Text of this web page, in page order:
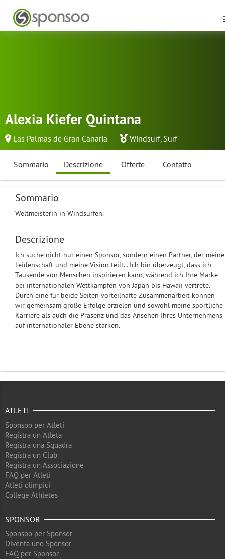
Alexia Kiefer Quintana
Las Palmas de Gran Canaria Windsurf, Surf
Sommario Descrizione Offerte Contatto
Sommario
Weltmeisterin in Windsurfen.
Descrizione
Ich suche nicht nur einen Sponsor, sondern einen Partner, der meine
Leidenschaft und meine Vision teilt. . Ich bin überzeugt, dass ich
Tausende von Menschen inspirieren kann, während ich Ihre Marke
bei internationalen Wettkämpfen von Japan bis Hawaii vertrete.
Durch eine für beide Seiten vorteilhafte Zusammenarbeit können
wir gemeinsam große Erfolge erzielen und sowohl meine sportliche
Karriere als auch die Präsenz und das Ansehen Ihres Unternehmens
auf internationaler Ebene stärken.
ATLETI
Sponsoo per Atleti
Registra un Atleta
Registra una Squadra
Registra un Club
Registra un Associazione
FAQ per Atleti
Atleti olimpici
College Athletes
SPONSOR
Sponsoo per Sponsor
Diventa uno Sponsor
FAQ per Sponsor